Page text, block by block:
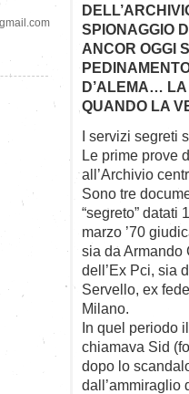
SPIONAGGIO
ANCOR OGGI
D’ALEMA… LA
QUANDO LA
I servizi segreti
Le prime prove
all’Archivio
Sono tre
“segreto” datati
marzo ’70
sia da Armando
dell’Ex Pci, sia
Servello, ex
Milano.
In quel periodo
chiamava Sid
dopo lo
dall’ammiraglio